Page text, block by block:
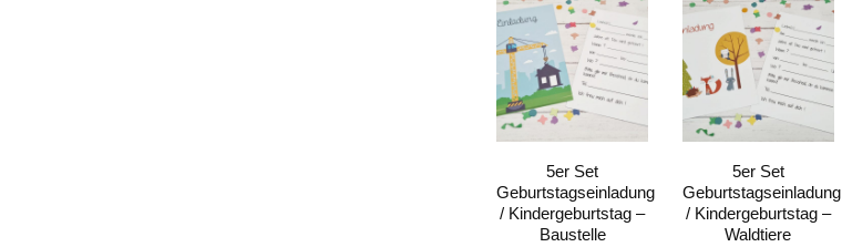
5er Set
Geburtstagseinladung
/ Kindergeburtstag –
Baustelle
5er Set
Geburtstagseinladung
/ Kindergeburtstag –
Waldtiere